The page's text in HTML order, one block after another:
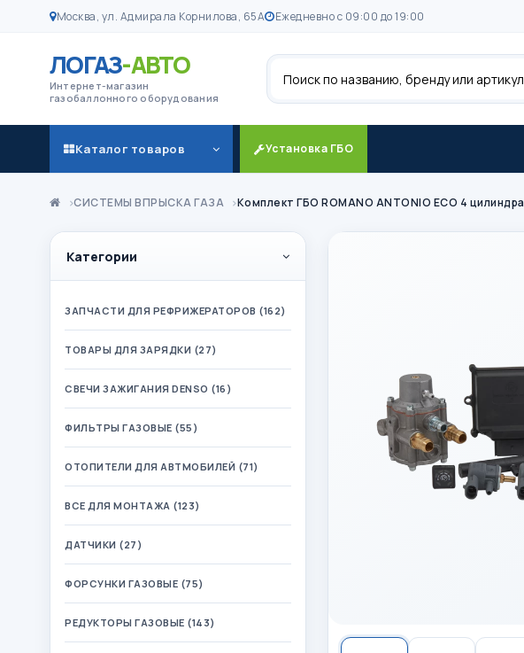
Москва, ул. Адмирала Корнилова, 65А Ежедневно с 09:00 до 19:00
ЛОГАЗ-АВТО
Интернет-магазин
газобаллонного оборудования
Каталог товаров Установка ГБО
СИСТЕМЫ ВПРЫСКА ГАЗА Комплект ГБО ROMANO ANTONIO ECO 4 цилиндра
Категории
ЗАПЧАСТИ ДЛЯ РЕФРИЖЕРАТОРОВ (162)
ТОВАРЫ ДЛЯ ЗАРЯДКИ (27)
СВЕЧИ ЗАЖИГАНИЯ DENSO (16)
ФИЛЬТРЫ ГАЗОВЫЕ (55)
ОТОПИТЕЛИ ДЛЯ АВТМОБИЛЕЙ (71)
ВСЕ ДЛЯ МОНТАЖА (123)
ДАТЧИКИ (27)
ФОРСУНКИ ГАЗОВЫЕ (75)
РЕДУКТОРЫ ГАЗОВЫЕ (143)